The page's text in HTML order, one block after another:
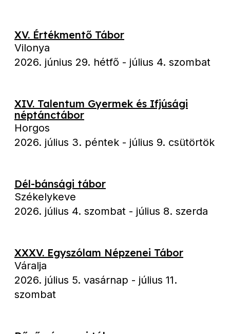
XV. Értékmentő Tábor
Vilonya
2026. június 29. hétfő - július 4. szombat
XIV. Talentum Gyermek és Ifjúsági
néptánctábor
Horgos
2026. július 3. péntek - július 9. csütörtök
Dél-bánsági tábor
Székelykeve
2026. július 4. szombat - július 8. szerda
XXXV. Egyszólam Népzenei Tábor
Váralja
2026. július 5. vasárnap - július 11.
szombat